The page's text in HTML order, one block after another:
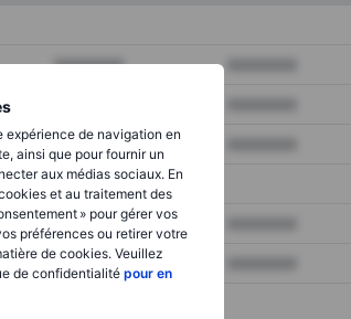
expérience de navigation en
ainsi que pour fournir un
aux médias sociaux. En
et au traitement des
» pour gérer vos
préférences ou retirer votre
de cookies. Veuillez
de confidentialité pour en
XXXXXXX
XXXXXXX
XXXXXXX
XXXXXXX